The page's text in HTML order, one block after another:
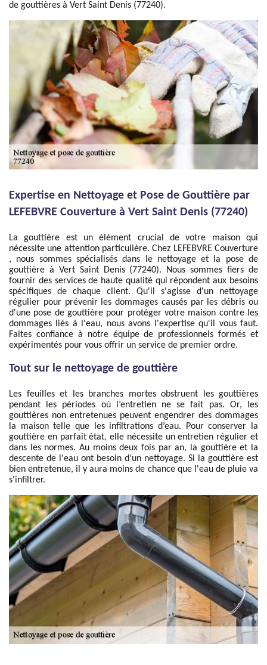
de gouttières à Vert Saint Denis (77240).
Expertise en Nettoyage et Pose de Gouttière par
LEFEBVRE Couverture à Vert Saint Denis (77240)
La gouttière est un élément crucial de votre maison qui
nécessite une attention particulière. Chez LEFEBVRE Couverture
, nous sommes spécialisés dans le nettoyage et la pose de
gouttière à Vert Saint Denis (77240). Nous sommes fiers de
fournir des services de haute qualité qui répondent aux besoins
spécifiques de chaque client. Qu'il s'agisse d'un nettoyage
régulier pour prévenir les dommages causés par les débris ou
d'une pose de gouttière pour protéger votre maison contre les
dommages liés à l'eau, nous avons l'expertise qu'il vous faut.
Faites confiance à notre équipe de professionnels formés et
expérimentés pour vous offrir un service de premier ordre.
Tout sur le nettoyage de gouttière
Les feuilles et les branches mortes obstruent les gouttières
pendant les périodes où l’entretien ne se fait pas. Or, les
gouttières non entretenues peuvent engendrer des dommages
la maison telle que les infiltrations d’eau. Pour conserver la
gouttière en parfait état, elle nécessite un entretien régulier et
dans les normes. Au moins deux fois par an, la gouttière et la
descente de l'eau ont besoin d’un nettoyage. Si la gouttière est
bien entretenue, il y aura moins de chance que l'eau de pluie va
s'infiltrer.